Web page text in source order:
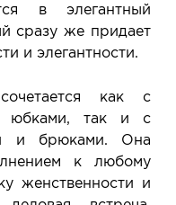
в элегантный
сразу же придает
и элегантности.
как с
юбками, так и с
и брюками. Она
к любому
женственности и